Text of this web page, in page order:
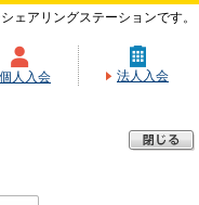
ェアリングステーションです。
個人入会 法人入会